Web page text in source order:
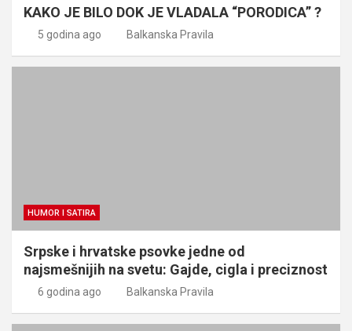
KAKO JE BILO DOK JE VLADALA “PORODICA” ?
5 godina ago Balkanska Pravila
HUMOR I SATIRA
Srpske i hrvatske psovke jedne od
najsmešnijih na svetu: Gajde, cigla i preciznost
6 godina ago Balkanska Pravila